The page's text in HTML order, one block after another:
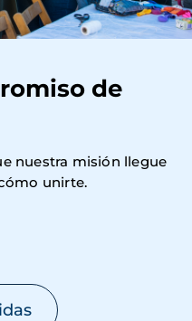
de
nuestra misión llegue
unirte.